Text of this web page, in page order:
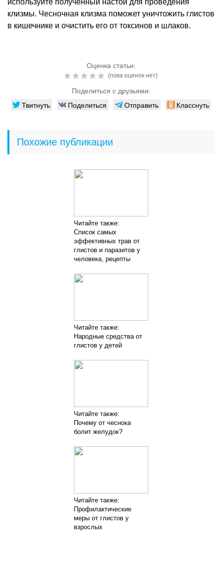
клизмы. Чесночная клизма поможет уничтожить глистов
в кишечнике и очистить его от токсинов и шлаков.
Оценка статьи:
(пока оценок нет)
Поделиться с друзьями:
Твитнуть Поделиться Отправить Класснуть
Похожие публикации
Читайте также:
Список самых
эффективных трав от
глистов и паразитов у
человека, рецепты
Читайте также:
Народные средства от
глистов у детей
Читайте также:
Почему от чеснока
болит желудок?
Читайте также:
Профилактические
меры от глистов у
взрослых